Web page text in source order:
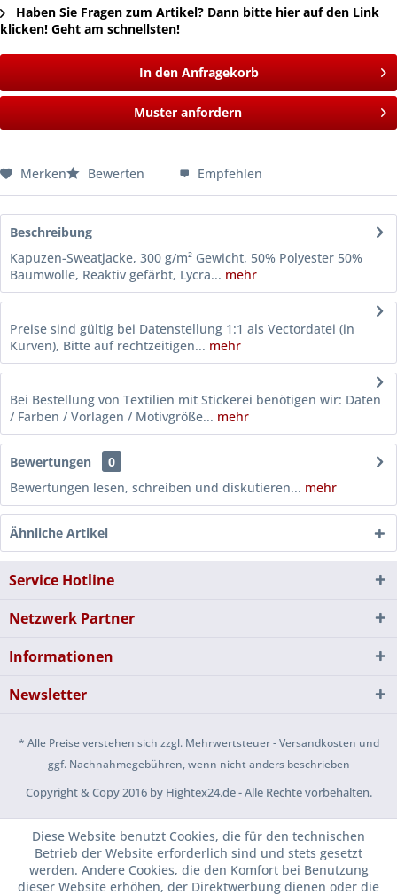
Haben Sie Fragen zum Artikel? Dann bitte hier auf den Link
klicken! Geht am schnellsten!
In den Anfragekorb
Muster anfordern
Merken Bewerten Empfehlen
Beschreibung
Kapuzen-Sweatjacke, 300 g/m² Gewicht, 50% Polyester 50%
Baumwolle, Reaktiv gefärbt, Lycra... mehr
Preise sind gültig bei Datenstellung 1:1 als Vectordatei (in
Kurven), Bitte auf rechtzeitigen... mehr
Bei Bestellung von Textilien mit Stickerei benötigen wir: Daten
/ Farben / Vorlagen / Motivgröße... mehr
Bewertungen
0
Bewertungen lesen, schreiben und diskutieren... mehr
Ähnliche Artikel
Service Hotline
Netzwerk Partner
Informationen
Newsletter
* Alle Preise verstehen sich zzgl. Mehrwertsteuer - Versandkosten und
ggf. Nachnahmegebühren, wenn nicht anders beschrieben
Copyright & Copy 2016 by Hightex24.de - Alle Rechte vorbehalten.
Diese Website benutzt Cookies, die für den technischen
Betrieb der Website erforderlich sind und stets gesetzt
werden. Andere Cookies, die den Komfort bei Benutzung
dieser Website erhöhen, der Direktwerbung dienen oder die